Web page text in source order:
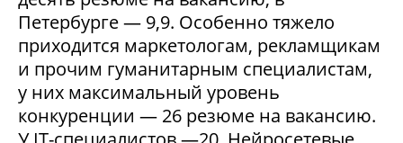
Петербурге — 9,9. Особенно тяжело
приходится маркетологам, рекламщикам
и прочим гуманитарным специалистам,
у них максимальный уровень
конкуренции — 26 резюме на вакансию.